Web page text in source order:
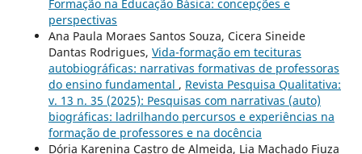
Formação na Educação Básica: concepções e
perspectivas
Ana Paula Moraes Santos Souza, Cicera Sineide
Dantas Rodrigues, Vida-formação em tecituras
autobiográficas: narrativas formativas de professoras
do ensino fundamental , Revista Pesquisa Qualitativa:
v. 13 n. 35 (2025): Pesquisas com narrativas (auto)
biográficas: ladrilhando percursos e experiências na
formação de professores e na docência
Dória Karenina Castro de Almeida, Lia Machado Fiuza